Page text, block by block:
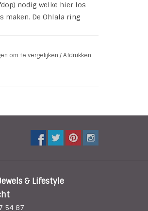
nodig welke hier los
maken. De Ohlala ring
om te vergelijken /Afdrukken
& Lifestyle
54 87